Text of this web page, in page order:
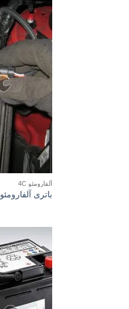
آلفارومئو 4C
باتری آلفارومئو 4C